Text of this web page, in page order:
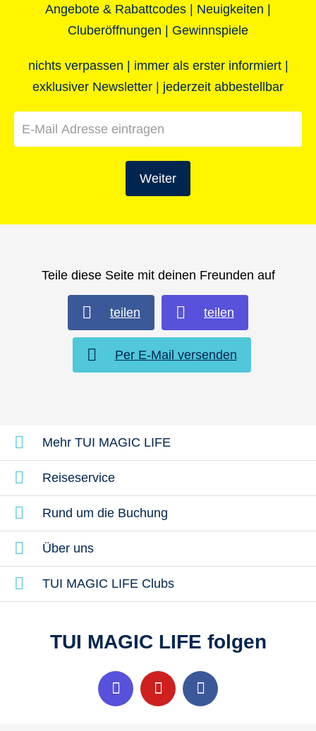
Angebote & Rabattcodes | Neuigkeiten |
Cluberöffnungen | Gewinnspiele
nichts verpassen | immer als erster informiert |
exklusiver Newsletter | jederzeit abbestellbar
Weiter
Teile diese Seite mit deinen Freunden auf
teilen teilen
Per E-Mail versenden
Mehr TUI MAGIC LIFE
Reiseservice
Rund um die Buchung
Über uns
TUI MAGIC LIFE Clubs
TUI MAGIC LIFE folgen